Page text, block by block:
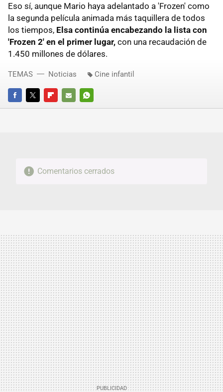
Eso sí, aunque Mario haya adelantado a 'Frozen' como
la segunda película animada más taquillera de todos
los tiempos, Elsa continúa encabezando la lista con
'Frozen 2' en el primer lugar, con una recaudación de
1.450 millones de dólares.
FACEBOOKTWITTERFLIPBOARD
E-
WHATSAPP
TEMAS Noticias Cine infantil
Comentarios cerrados